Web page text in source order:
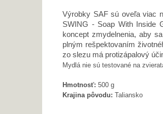
Výrobky SAF sú oveľa viac
SWING - Soap With Inside
koncept zmydelnenia, aby
plným rešpektovaním
zo slezu má protizápalový
Mydlá nie sú testované na
Hmotnosť: 500 g
Krajina pôvodu: Taliansko